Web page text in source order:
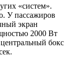
«систем».
У пассажиров
экран
2000 Вт
бокс